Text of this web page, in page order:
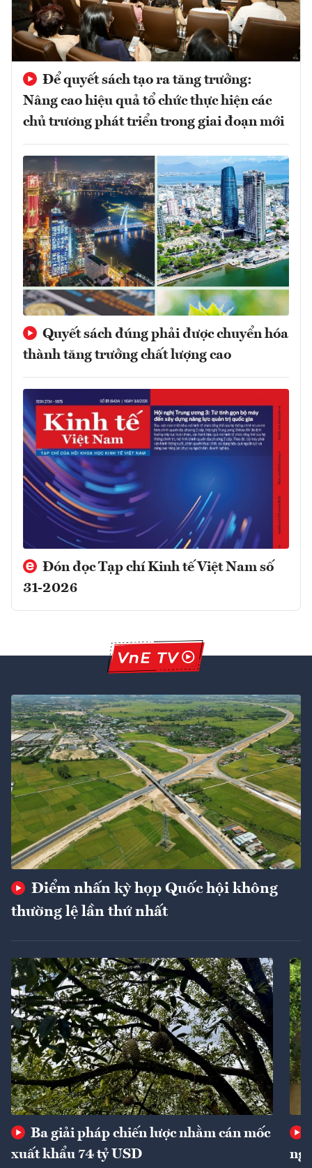
Để quyết sách tạo ra tăng trưởng:
Nâng cao hiệu quả tổ chức thực hiện các
chủ trương phát triển trong giai đoạn mới
Quyết sách đúng phải được chuyển hóa
thành tăng trưởng chất lượng cao
Đón đọc Tạp chí Kinh tế Việt Nam số
31-2026
Điểm nhấn kỳ họp Quốc hội không
thường lệ lần thứ nhất
Ba giải pháp chiến lược nhằm cán mốc
xuất khẩu 74 tỷ USD